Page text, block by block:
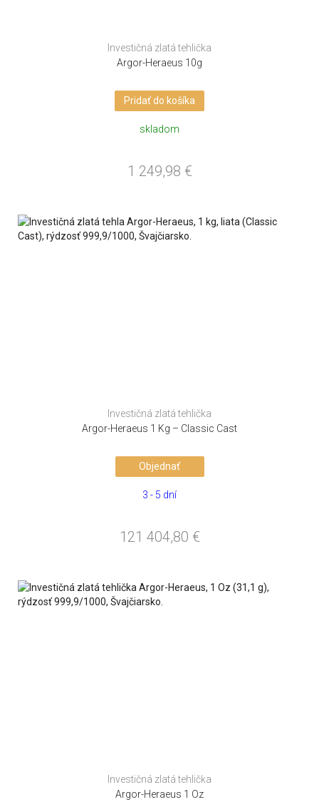
Investičná zlatá tehlička
Argor-Heraeus 10g
Pridať do košíka
skladom
1 249,98 €
Investičná zlatá tehlička
Argor-Heraeus 1 Kg – Classic Cast
Objednať
3 - 5 dní
121 404,80 €
Investičná zlatá tehlička
Argor-Heraeus 1 Oz